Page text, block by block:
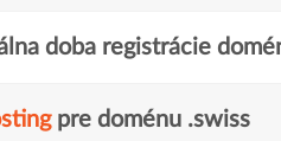
doba registrácie
pre doménu .swiss